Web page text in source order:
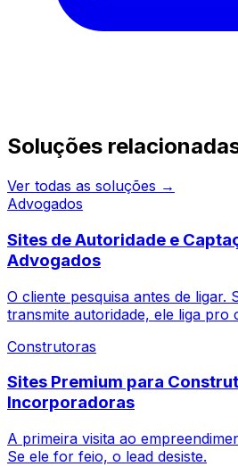
Soluções
Ver todas as soluções →
Advogados
Sites de Autoridade e
Advogados
O cliente pesquisa antes de ligar.
transmite autoridade, ele liga pro
Construtoras
Sites Premium para
Incorporadoras
A primeira visita ao
Se ele for feio, o lead desiste.